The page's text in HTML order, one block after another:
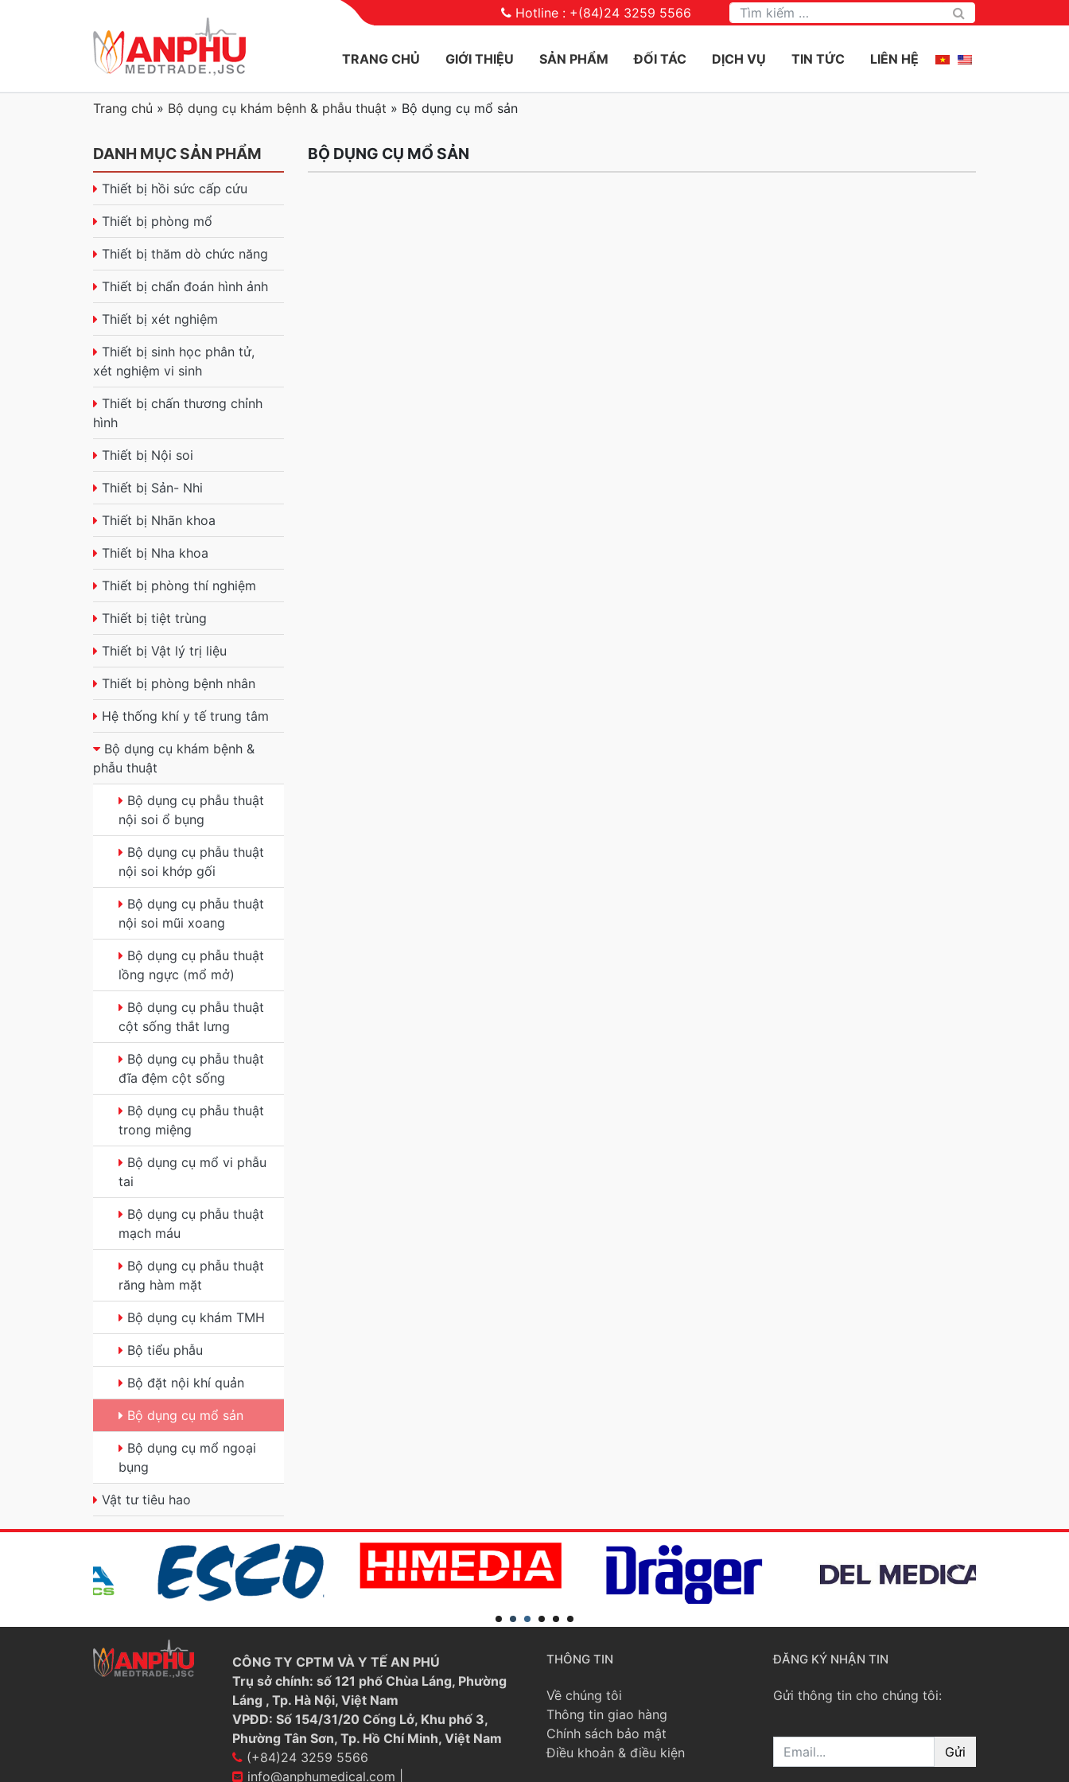
Hotline : +(84)24 3259 5566 Tìm kiếm
TRANG CHỦ GIỚI THIỆU SẢN PHẨM ĐỐI TÁC DỊCH VỤ TIN TỨC LIÊN HỆ
Trang chủ » Bộ dụng cụ khám bệnh & phẫu thuật » Bộ dụng cụ mổ sản
BỘ DỤNG CỤ MỔ SẢN
DANH MỤC SẢN PHẨM
Thiết bị hồi sức cấp cứu
Thiết bị phòng mổ
Thiết bị thăm dò chức năng
Thiết bị chẩn đoán hình ảnh
Thiết bị xét nghiệm
Thiết bị sinh học phân tử,
xét nghiệm vi sinh
Thiết bị chấn thương chỉnh
hình
Thiết bị Nội soi
Thiết bị Sản- Nhi
Thiết bị Nhãn khoa
Thiết bị Nha khoa
Thiết bị phòng thí nghiệm
Thiết bị tiệt trùng
Thiết bị Vật lý trị liệu
Thiết bị phòng bệnh nhân
Hệ thống khí y tế trung tâm
Bộ dụng cụ khám bệnh &
phẫu thuật
Bộ dụng cụ phẫu thuật
nội soi ổ bụng
Bộ dụng cụ phẫu thuật
nội soi khớp gối
Bộ dụng cụ phẫu thuật
nội soi mũi xoang
Bộ dụng cụ phẫu thuật
lồng ngực (mổ mở)
Bộ dụng cụ phẫu thuật
cột sống thắt lưng
Bộ dụng cụ phẫu thuật
đĩa đệm cột sống
Bộ dụng cụ phẫu thuật
trong miệng
Bộ dụng cụ mổ vi phẫu
tai
Bộ dụng cụ phẫu thuật
mạch máu
Bộ dụng cụ phẫu thuật
răng hàm mặt
Bộ dụng cụ khám TMH
Bộ tiểu phẫu
Bộ đặt nội khí quản
Bộ dụng cụ mổ sản
Bộ dụng cụ mổ ngoại
bụng
Vật tư tiêu hao
CÔNG TY CPTM VÀ Y TẾ AN PHÚ
Trụ sở chính: số 121 phố Chùa Láng, Phường
Láng , Tp. Hà Nội, Việt Nam
VPĐD: Số 154/31/20 Cống Lở, Khu phố 3,
Phường Tân Sơn, Tp. Hồ Chí Minh, Việt Nam
(+84)24 3259 5566
info@anphumedical.com
THÔNG TIN
Về chúng tôi
Thông tin giao hàng
Chính sách bảo mật
Điều khoản & điều kiện
ĐĂNG KÝ NHẬN TIN
Gửi thông tin cho chúng tôi:
Email